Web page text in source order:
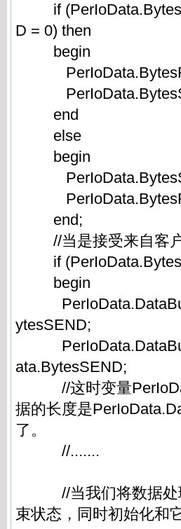
if
D = 0) then
begin
end
else
begin
end;
//当是接受来自客户
if
begin
ytesSEND;
ata.BytesSEND;
//这时变量
据的长度是
了。
//.......
//当我们将数据处理
束状态，同时初始化和